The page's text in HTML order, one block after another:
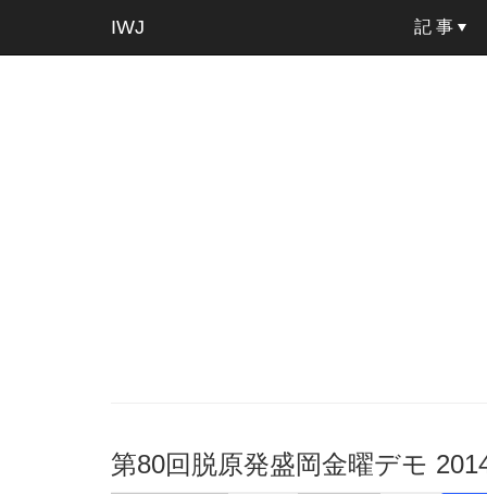
IWJ 記 事
第80回脱原発盛岡金曜デモ